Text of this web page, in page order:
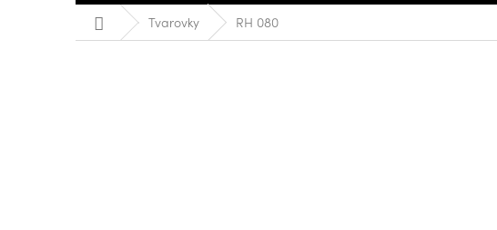
Domů Tvarovky RH 080